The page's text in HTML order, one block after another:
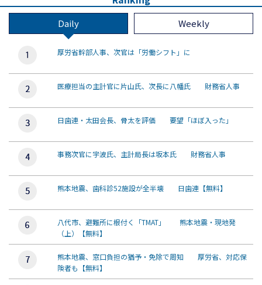
Daily Weekly
厚労省幹部人事、次官は「労働シフト」に
医療担当の主計官に片山氏、次長に八幡氏 財務省人事
日歯連・太田会長、骨太を評価 要望「ほぼ入った」
事務次官に宇波氏、主計局長は坂本氏 財務省人事
熊本地震、歯科診52施設が全半壊 日歯連【無料】
八代市、避難所に根付く「TMAT」 熊本地震・現地発
（上）【無料】
熊本地震、窓口負担の猶予・免除で周知 厚労省、対応保
険者も【無料】